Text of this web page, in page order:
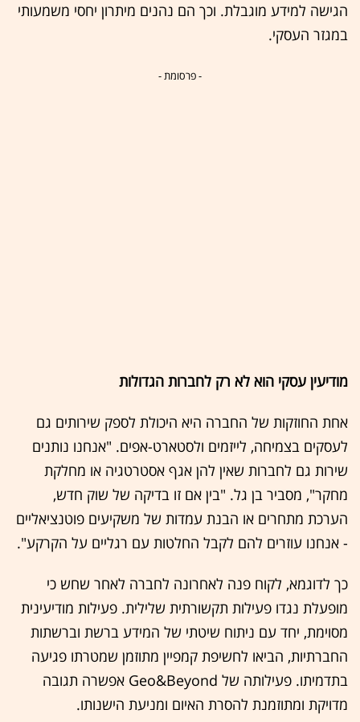
הגישה למידע מוגבלת. וכך הם נהנים מיתרון יחסי משמעותי
במגזר העסקי.
- פרסומת -
מודיעין עסקי הוא לא רק לחברות הגדולות
אחת החוזקות של החברה היא היכולת לספק שירותים גם
לעסקים בצמיחה, לייזמים ולסטארט-אפים. "אנחנו נותנים
שירות גם לחברות שאין להן אגף אסטרטגיה או מחלקת
מחקר", מסביר בן גל. "בין אם זו בדיקה של שוק חדש,
הערכת מתחרים או הבנת עמדות של משקיעים פוטנציאליים
- אנחנו עוזרים להם לקבל החלטות עם רגליים על הקרקע".
כך לדוגמא, לקוח פנה לאחרונה לחברה לאחר שחש כי
מופעלת נגדו פעילות תקשורתית שלילית. פעילות מודיעינית
מסוימת, יחד עם ניתוח שיטתי של המידע ברשת וברשתות
החברתיות, הביאו לחשיפת קמפיין מתוזמן שמטרתו פגיעה
בתדמיתו. פעילותה של Geo&Beyond אפשרה תגובה
מדויקת ומתוזמנת להסרת האיום ומניעת הישנותו.